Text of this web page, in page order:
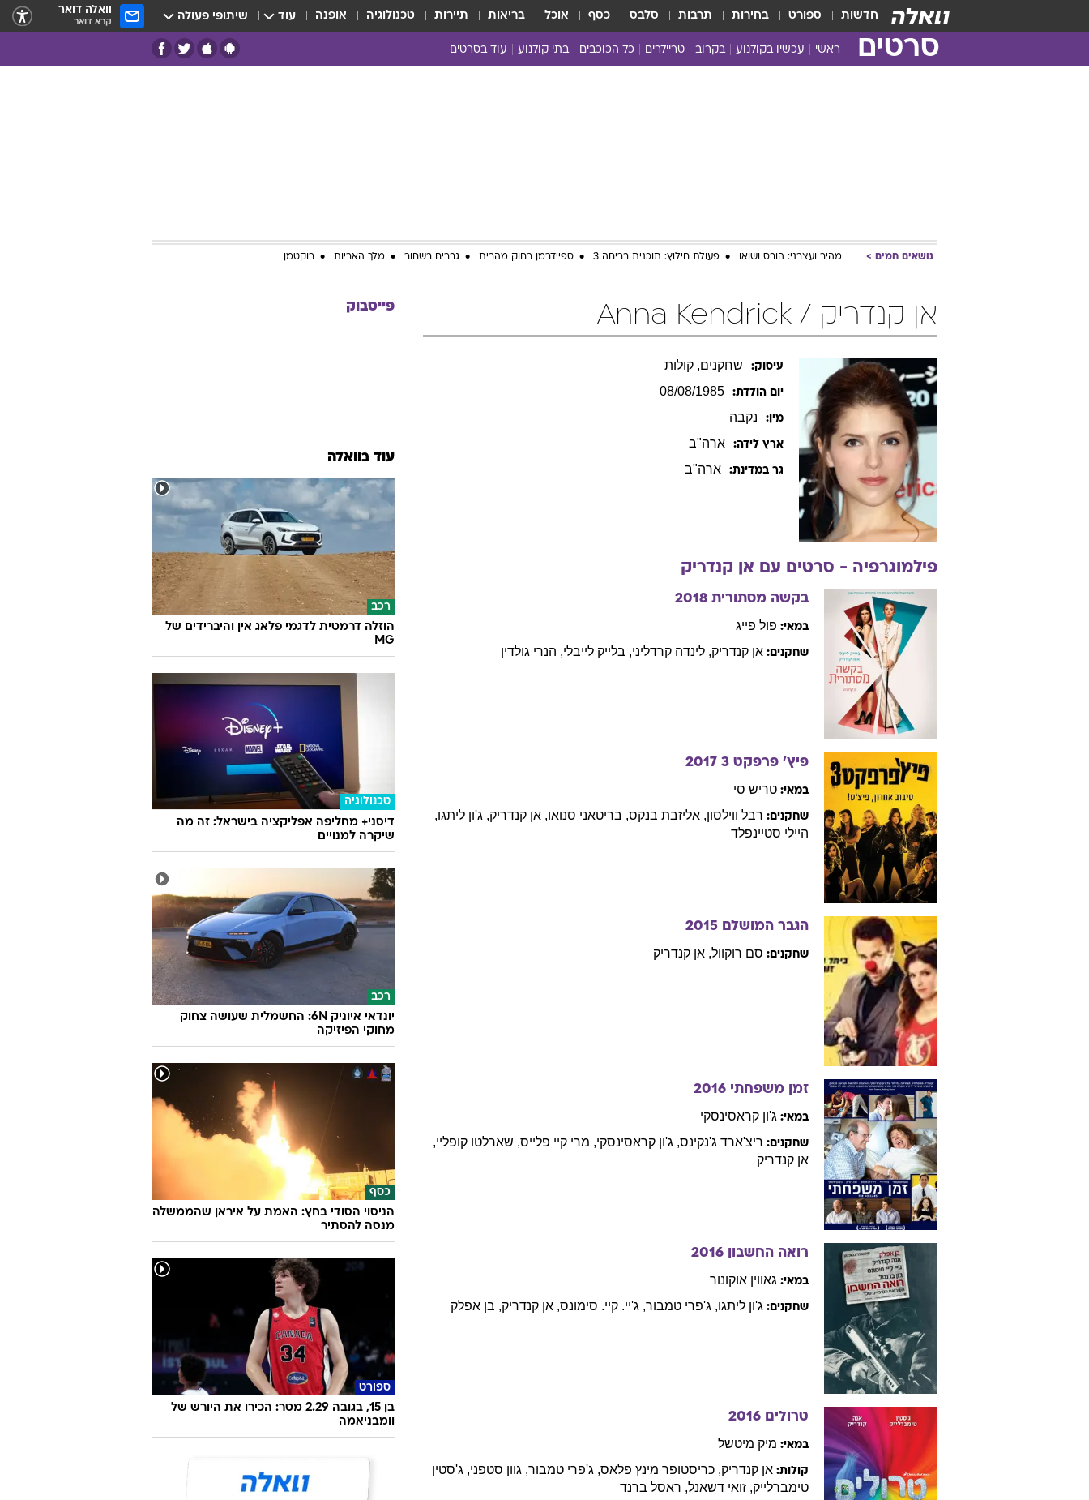
חדשות ספורט בחירות תרבות סלבס כסף אוכל בריאות תיירות טכנולוגיה אופנה עוד שיתופי פעולה וואלה דואר
קרא דואר
סרטים ראשי עכשיו בקולנוע בקרוב טריילרים כל הכוכבים בתי קולנוע עוד בסרטים
נושאים חמים מהיר ועצבני: הובס ושואו פעולת חילוץ: תוכנית בריחה 3 ספיידרמן רחוק מהבית גברים בשחור מלך האריות רוקטמן
אן קנדריק / Anna Kendrick
עיסוק: שחקנים, קולות
יום הולדת: 08/08/1985
מין: נקבה
ארץ לידה: ארה"ב
גר במדינת: ארה"ב
פילמוגרפיה - סרטים עם אן קנדריק
בקשה מסתורית 2018
במאי: פול פייג
שחקנים: אן קנדריק, לינדה קרדליני, בלייק לייבלי, הנרי גולדין
פיץ' פרפקט 3 2017
במאי: טריש סי
שחקנים: רבל ווילסון, אליזבת בנקס, בריטאני סנואו, אן קנדריק, ג'ון ליתגו,
היילי סטיינפלד
הגבר המושלם 2015
שחקנים: סם רוקוול, אן קנדריק
זמן משפחתי 2016
במאי: ג'ון קראסינסקי
שחקנים: ריצ'ארד ג'נקינס, ג'ון קראסינסקי, מרי קיי פלייס, שארלטו קופליי,
אן קנדריק
רואה החשבון 2016
במאי: גאווין אוקונור
שחקנים: ג'ון ליתגו, ג'פרי טמבור, ג'יי. קיי. סימונס, אן קנדריק, בן אפלק
טרולים 2016
במאי: מיק מיטשל
קולות: אן קנדריק, כריסטופר מינץ פלאס, ג'פרי טמבור, גוון סטפני, ג'סטין
טימברלייק, זואי דשאנל, ראסל ברנד
פייסבוק
עוד בוואלה
רכב
הוזלה דרמטית לדגמי פלאג אין והיברידים של
MG
טכנולוגיה
דיסני+ מחליפה אפליקציה בישראל: זה מה
שיקרה למנויים
רכב
יונדאי איוניק 6N: החשמלית שעושה צחוק
מחוקי הפיזיקה
כסף
הניסוי הסודי בחץ: האמת על איראן שהממשלה
מנסה להסתיר
ספורט
בן 15, בגובה 2.29 מטר: הכירו את היורש של
וומבניאמה